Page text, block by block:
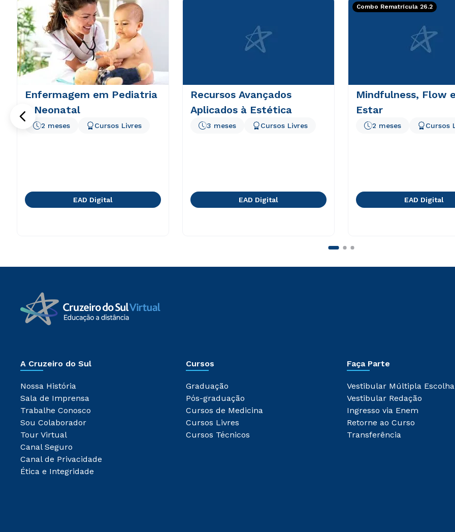
Enfermagem em Pediatria
e Neonatal
2 meses Cursos Livres
EAD Digital
Recursos Avançados
Aplicados à Estética
3 meses Cursos Livres
EAD Digital
Combo Rematrícula 26.2
Mindfulness, Flow
Estar
2 meses Cursos
EAD Digital
A Cruzeiro do Sul
Nossa História
Sala de Imprensa
Trabalhe Conosco
Sou Colaborador
Tour Virtual
Canal Seguro
Canal de Privacidade
Ética e Integridade
Cursos
Graduação
Pós-graduação
Cursos de Medicina
Cursos Livres
Cursos Técnicos
Faça Parte
Vestibular Múltipla Escolha
Vestibular Redação
Ingresso via Enem
Retorne ao Curso
Transferência
Política de Privacidade.e
envio de conteúdos da Cruzeiro do Sul.
Política de Privacidade.e
envio de conteúdos da Cruzeiro do Sul.